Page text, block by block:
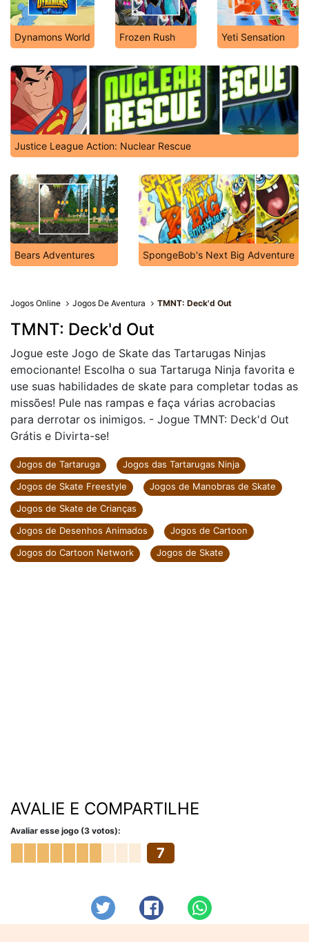
Dynamons World Frozen Rush Yeti Sensation
Justice League Action: Nuclear Rescue
Bears Adventures SpongeBob's Next Big Adventure
Jogos Online Jogos De Aventura TMNT: Deck'd Out
TMNT: Deck'd Out
Jogue este Jogo de Skate das Tartarugas Ninjas
emocionante! Escolha o sua Tartaruga Ninja favorita e
use suas habilidades de skate para completar todas as
missões! Pule nas rampas e faça várias acrobacias
para derrotar os inimigos. - Jogue TMNT: Deck'd Out
Grátis e Divirta-se!
Jogos de Tartaruga
Jogos das Tartarugas Ninja
Jogos de Skate Freestyle
Jogos de Manobras de Skate
Jogos de Skate de Crianças
Jogos de Desenhos Animados
Jogos de Cartoon
Jogos do Cartoon Network
Jogos de Skate
AVALIE E COMPARTILHE
Avaliar esse jogo (3 votos):
7